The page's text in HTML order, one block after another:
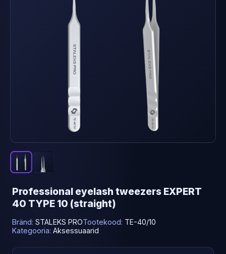
Professional eyelash tweezers EXPERT
40 TYPE 10 (straight)
Bränd: STALEKS PROTootekood: TE-40/10
Kategooria: Aksessuaarid